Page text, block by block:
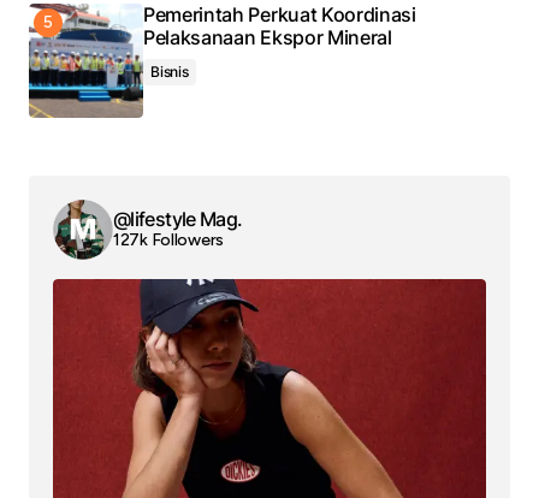
Pemerintah Perkuat Koordinasi
Pelaksanaan Ekspor Mineral
Bisnis
@lifestyle Mag.
127k Followers